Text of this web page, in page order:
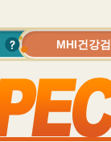
MHI건강